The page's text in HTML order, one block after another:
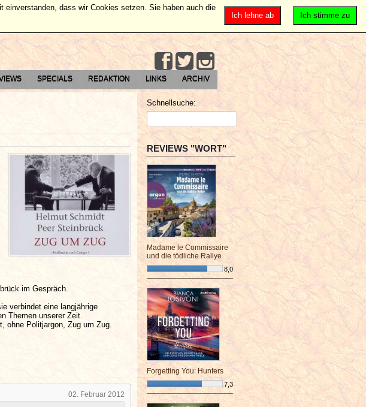
SPECIALS REDAKTION LINKS ARCHIV
im Gespräch.
verbindet eine langjährige
Themen unserer Zeit.
ohne Politjargon, Zug um Zug.
02. Februar 2012
Schnellsuche:
REVIEWS "WORT"
Madame le Commissaire
und die tödliche Rallye
8,0
¯¯¯¯¯¯¯¯¯¯¯¯¯¯¯¯¯¯¯¯¯¯¯¯
Forgetting You: Hunters
7,3
¯¯¯¯¯¯¯¯¯¯¯¯¯¯¯¯¯¯¯¯¯¯¯¯
Ich stimme zu
Ich lehne ab
einverstanden, dass wir Cookies setzen. Sie haben auch die